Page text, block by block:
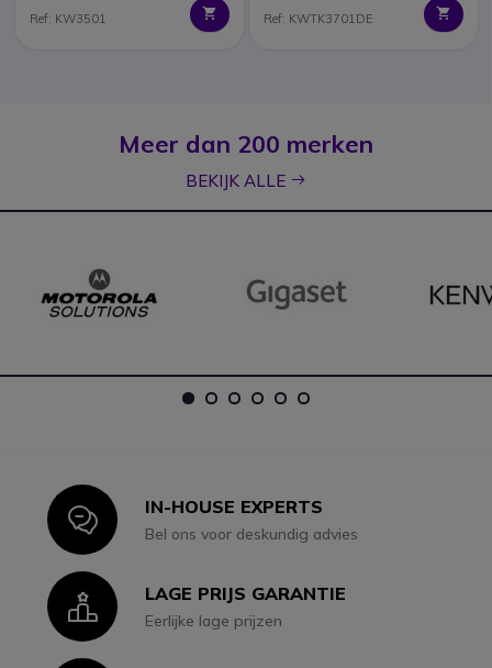
Ref: KW3501 Ref: KWTK3701DE
Meer dan 200 merken
BEKIJK ALLE
Dots
IconIN-HOUSE EXPERTS
Bel ons voor deskundig advies
IconLAGE PRIJS GARANTIE
Eerlijke lage prijzen